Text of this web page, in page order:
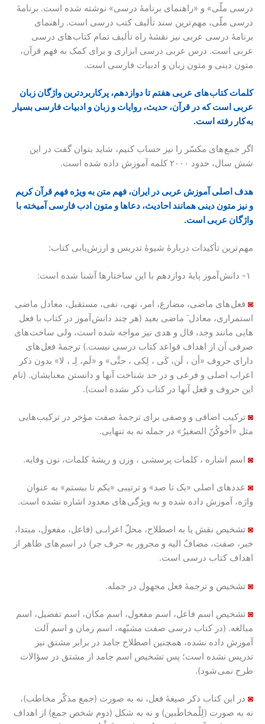
درسی ملّی» و «راهنمای برنامۀ درسی» نوشته شده است. برنامۀ
درسی ملّی، مهم ترین سند تألیف کتب درسی است. راهنمای
برنامۀ درسی عربی نیز نقشۀ راه تألیف تمام کتاب های درسی
عربی است. درس عربی درسی ابزاری و برای کمک به فهم قرآن،
متون دینی و متون زبان و ادبیات فارسی است.
کلمات کتاب های عربی هفتم تا دوازدهم، پرکاربردترین واژگان زبان
عربی است که در قرآن، حدیث، روایات و زبان و ادبیات فارسی بسیار
به کار رفته است.
اگر جمع های مکسّر را نیز حساب کنیم، شاید بتوان گفت در این
شش سال، حدود ۲۰۰۰ کلمه آموزش داده شده است.
هدف اصلی آموزش عربی در ایران، فهم متن به ویژه فهم قرآن کریم
و نیز متون دینی همانند احادیث، دعاها و متون ادب فارسی آمیخته با
واژگان عربی است.
مهم ترین تأکیدات دربارۀ شیوۀ تدریس و ارزش‌یابی کتاب:
◙ فعل های ماضی، مضارع، امر، نهی، نفی، مستقبل، معادل ماضی
استمراری، معادل َ ماضی بعید (هر چند دانش آموز در کتاب با فعل
هایی مانند وجد، قال و هدی نیز مواجه شده است، ولی ساخت های
صرفی آن از اهداف قواعد کتاب درسی نیست.) ترجمۀ فعل های
دارای حروف «أن ، لَن، کَی ، لِکی ، حتَّی» و «لَم، لِـ ، لا» بدون ذکر
اعراب اصلی و فرعی و در حد شناخت آنها و دانستن معنایشان. (نام
این حروف و فعل آنها در کتاب ذکر نشده است).
◙ ترکیب اضافی و وصفی برای ترجمۀ صفت مؤخر در ترکیب هایی
مثل «أَخوکُنّ الصغیرُ» در جمله نه به تنهایی.
◙ اسم اشاره ، کلمات پرسشی ، وزن و ریشۀ کلمات، نون وقایه.
◙ عددهای اصلی «یک تا صد» و ترتیبی «یکم تا بیستم» به عنوان
واژه، آموزش داده شده و به ویژگی های معدود اشاره نشده است.
◙ تشخیص نقش یا به اصطلاح، محلّ اعرابـی (فاعل، مفعول، مبتدا،
خبر، صفت، مضافٌ الیه و مجرور به حرف جر) در اسم های ظاهر از
اهداف کتاب درسی است.
◙ تشخیص و ترجمۀ فعل مجهول در جمله.
◙ تشخیص اسم فاعل، اسم مفعول، اسم مکان، اسم تفضیل، اسم
مبالغه. (در کتاب درسی صفت مشبّهه، اسم زمان و اسم آلت
آموزش داده نشده، همچنین اصطلاح جامد در برابر مشتق نیز
تدریس نشده است؛ پس تشخیص اسم جامد از مشتق در سؤالات
طرح نمی شود).
◙ در این کتاب ذکر صیغۀ فعل، نه به صورت (جمع مذکّر مخاطب)،
نه به صورت (لِلْمخاطَبین) و نه به شکل (دوم شخص جمع) از اهداف